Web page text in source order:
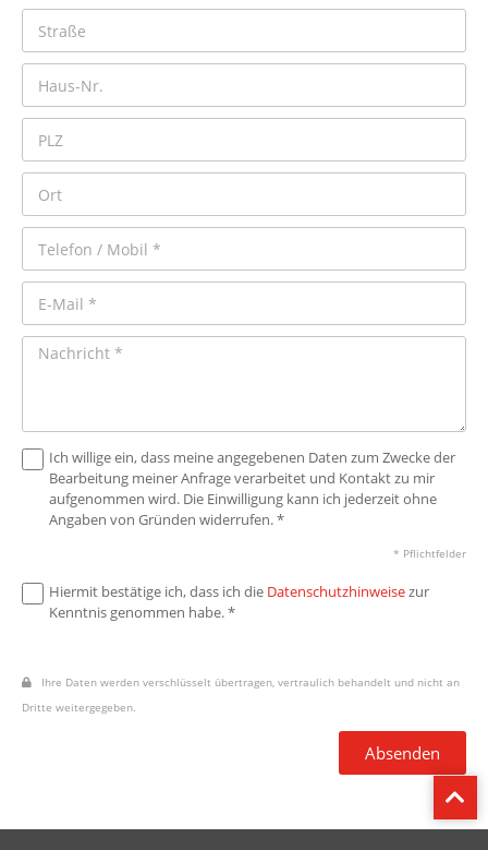
Ich willige ein, dass meine angegebenen Daten zum Zwecke der
Bearbeitung meiner Anfrage verarbeitet und Kontakt zu mir
aufgenommen wird. Die Einwilligung kann ich jederzeit ohne
Angaben von Gründen widerrufen. *
* Pflichtfelder
Hiermit bestätige ich, dass ich die Datenschutzhinweisezur
Kenntnis genommen habe. *
Ihre Daten werden verschlüsselt übertragen, vertraulich behandelt und nicht an
Dritte weitergegeben.
Absenden